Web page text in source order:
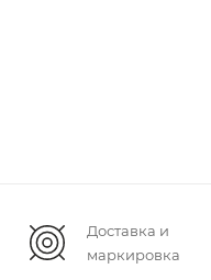
Доставка и
маркировка